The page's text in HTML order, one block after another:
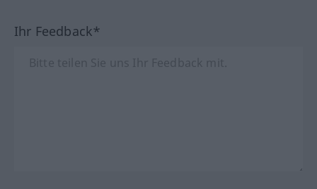
Ihr Feedback*